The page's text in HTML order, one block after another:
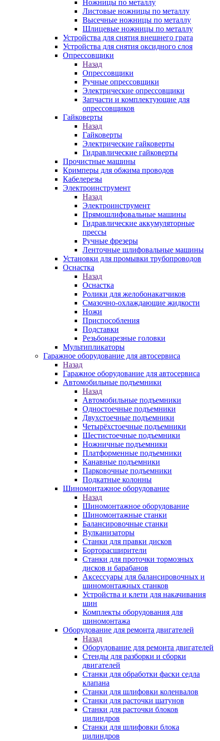
Ножницы по металлу
Листовые ножницы по металлу
Высечные ножницы по металлу
Шлицевые ножницы по металлу
Устройства для снятия внешнего грата
Устройства для снятия оксидного слоя
Опрессовщики
Назад
Опрессовщики
Ручные опрессовщики
Электрические опрессовщики
Запчасти и комплектующие для
опрессовщиков
Гайковерты
Назад
Гайковерты
Электрические гайковерты
Гидравлические гайковерты
Прочистные машины
Кримперы для обжима проводов
Кабелерезы
Электроинструмент
Назад
Электроинструмент
Прямошлифовальные машины
Гидравлические аккумуляторные
прессы
Ручные фрезеры
Ленточные шлифовальные машины
Установки для промывки трубопроводов
Оснастка
Назад
Оснастка
Ролики для желобонакатчиков
Смазочно-охлаждающие жидкости
Ножи
Приспособления
Подставки
Резьбонарезные головки
Мультипликаторы
Гаражное оборудование для автосервиса
Назад
Гаражное оборудование для автосервиса
Автомобильные подъемники
Назад
Автомобильные подъемники
Одностоечные подъемники
Двухстоечные подъемники
Четырёхстоечные подъемники
Шестистоечные подъемники
Ножничные подъемники
Платформенные подъемники
Канавные подъемники
Парковочные подъемники
Подкатные колонны
Шиномонтажное оборудование
Назад
Шиномонтажное оборудование
Шиномонтажные станки
Балансировочные станки
Вулканизаторы
Станки для правки дисков
Борторасширители
Станки для проточки тормозных
дисков и барабанов
Аксессуары для балансировочных и
шиномонтажных станков
Устройства и клети для накачивания
шин
Комплекты оборудования для
шиномонтажа
Оборудование для ремонта двигателей
Назад
Оборудование для ремонта двигателей
Стенды для разборки и сборки
двигателей
Станки для обработки фаски седла
клапана
Станки для шлифовки коленвалов
Станки для расточки шатунов
Станки для расточки блоков
цилиндров
Станки для шлифовки блока
цилиндров